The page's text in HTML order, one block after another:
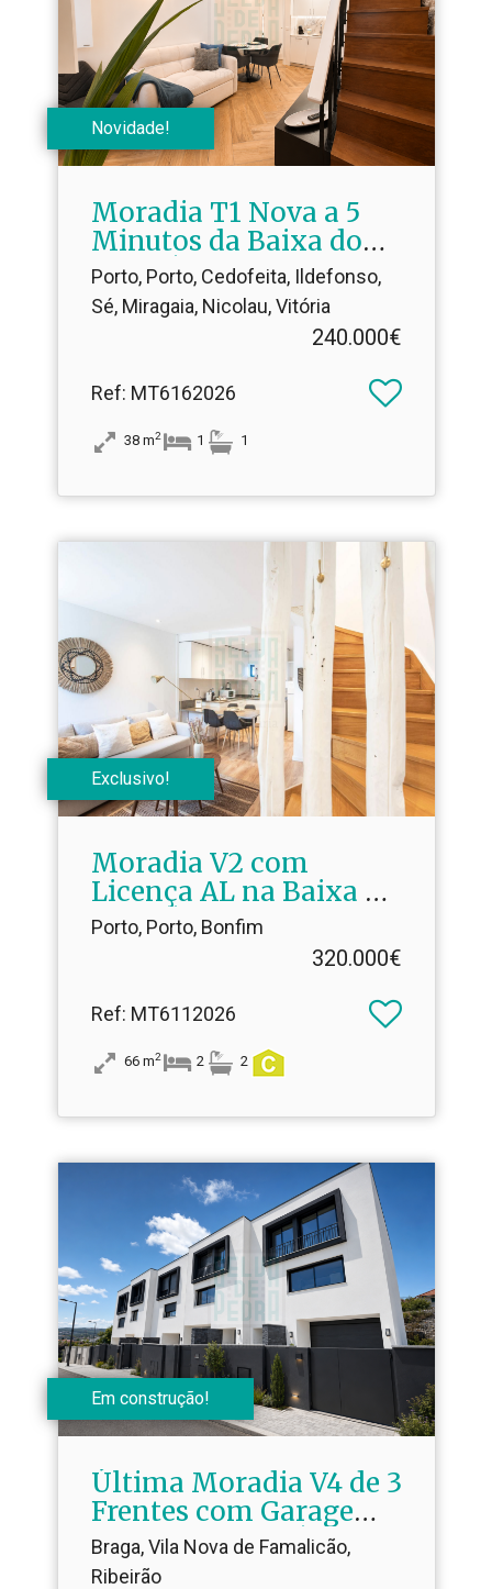
Novidade!
Moradia T1 Nova a 5
Minutos da Baixa do
Porto | Ideal para AL
Porto, Porto, Cedofeita, Ildefonso,
Sé, Miragaia, Nicolau, Vitória
240.000€
Ref: MT6162026
38 m2 1 1
Exclusivo!
Moradia V2 com
Licença AL na Baixa do
Porto | Mobilada e em
Funcionamento
Porto, Porto, Bonfim
320.000€
Ref: MT6112026
66 m2 2 2
Em construção!
Última Moradia V4 de 3
Frentes com Garagem
para 3 Viaturas | Vila
Nova de Famalicão
Braga, Vila Nova de Famalicão,
Ribeirão